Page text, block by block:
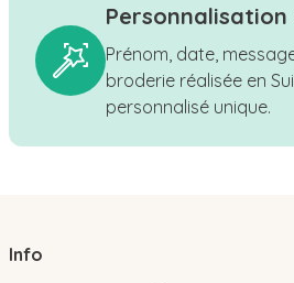
Personnalisation
Prénom, date,
broderie réalisée en
personnalisé unique.
Info